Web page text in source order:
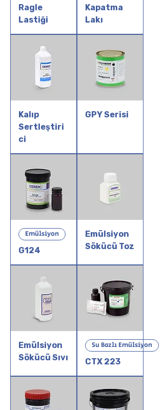
Ragle
Lastiği
Kapatma
Lakı
Kalıp
Sertleştiri
ci
GPY Serisi
Emülsiyon
G124
Emülsiyon
Sökücü Toz
Emülsiyon
Sökücü Sıvı
Su Bazlı Emülsiyon
CTX 223